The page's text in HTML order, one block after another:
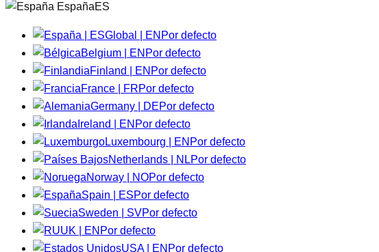
EspañaES
Global | EN Por defecto
Belgium | EN Por defecto
Finland | EN Por defecto
France | FRPor defecto
Germany | DEPor defecto
Ireland | EN Por defecto
Luxembourg | EN Por defecto
Netherlands | NLPor defecto
Norway | NOPor defecto
Spain | ESPor defecto
Sweden | SVPor defecto
UK | EN Por defecto
USA | EN Por defecto